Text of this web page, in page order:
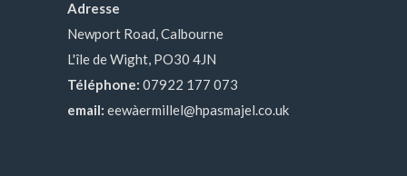
Adresse
Newport Road, Calbourne
L'île de Wight, PO30 4JN
Téléphone: 07922 177 073
email: eewàermillel@hpasmajel.co.uk